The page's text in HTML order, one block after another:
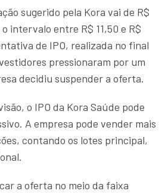
sugerido pela Kora vai de R$
intervalo entre R$ 11,50 e R$
de IPO, realizada no final
pressionaram por um
decidiu suspender a oferta.
o IPO da Kora Saúde pode
A empresa pode vender mais
contando os lotes principal,
a oferta no meio da faixa